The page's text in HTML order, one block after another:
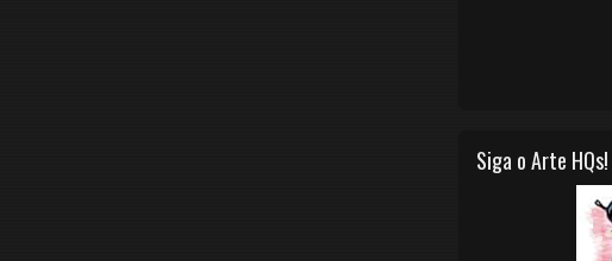
Siga o Arte HQs!